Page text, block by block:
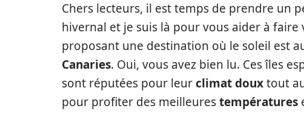
Chers lecteurs, il est temps de prendre un
hivernal et je suis là pour vous aider à faire
proposant une destination où le soleil est
Canaries. Oui, vous avez bien lu. Ces îles
sont réputées pour leurclimat douxtout
pour profiter des meilleurestempératures